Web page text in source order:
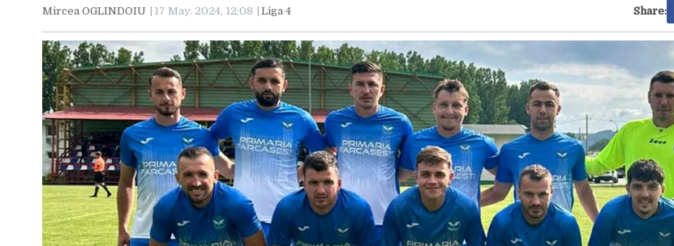
Mircea OGLINDOIU 17 May. 2024, 12:08 Liga 4 Share: